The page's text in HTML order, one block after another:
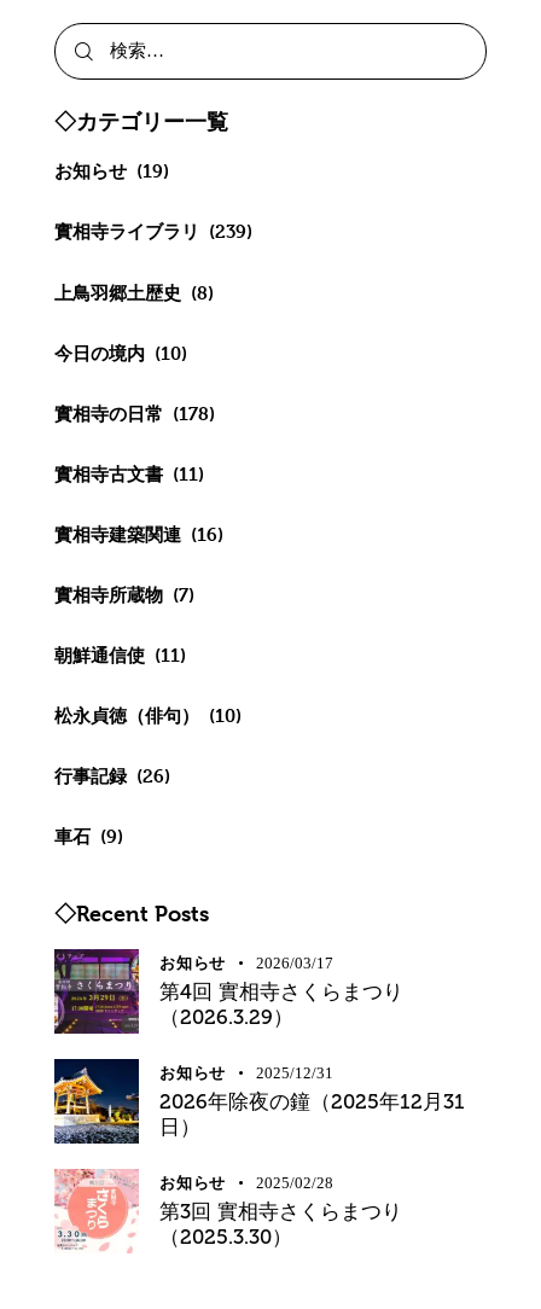
◇カテゴリー一覧
お知らせ (19)
實相寺ライブラリ (239)
上鳥羽郷土歴史 (8)
今日の境内 (10)
實相寺の日常 (178)
實相寺古文書 (11)
實相寺建築関連 (16)
實相寺所蔵物 (7)
朝鮮通信使 (11)
松永貞徳（俳句） (10)
行事記録 (26)
車石 (9)
◇Recent Posts
お知らせ 2026/03/17
第4回 實相寺さくらまつり
（2026.3.29）
お知らせ 2025/12/31
2026年除夜の鐘（2025年12月31
日）
お知らせ 2025/02/28
第3回 實相寺さくらまつり
（2025.3.30）